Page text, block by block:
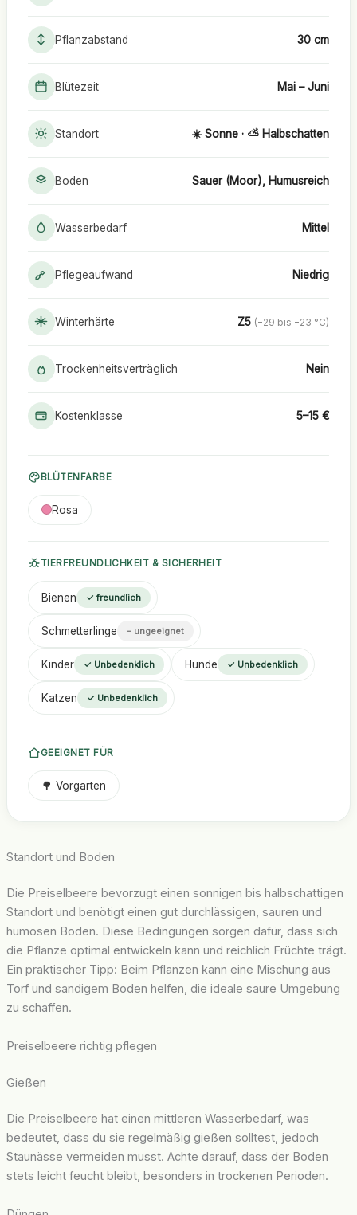
Pflanzabstand 30 cm
Blütezeit Mai – Juni
Standort ☀️ Sonne · ⛅ Halbschatten
Boden Sauer (Moor), Humusreich
Wasserbedarf Mittel
Pflegeaufwand Niedrig
Winterhärte Z5 (−29 bis −23 °C)
Trockenheitsverträglich Nein
Kostenklasse 5–15 €
BLÜTENFARBE
Rosa
TIERFREUNDLICHKEIT & SICHERHEIT
Bienen ✓ freundlich
Schmetterlinge – ungeeignet
Kinder ✓ Unbedenklich Hunde ✓ Unbedenklich
Katzen ✓ Unbedenklich
GEEIGNET FÜR
🌳 Vorgarten
Standort und Boden
Die Preiselbeere bevorzugt einen sonnigen bis halbschattigen
Standort und benötigt einen gut durchlässigen, sauren und
humosen Boden. Diese Bedingungen sorgen dafür, dass sich
die Pflanze optimal entwickeln kann und reichlich Früchte trägt.
Ein praktischer Tipp: Beim Pflanzen kann eine Mischung aus
Torf und sandigem Boden helfen, die ideale saure Umgebung
zu schaffen.
Preiselbeere richtig pflegen
Gießen
Die Preiselbeere hat einen mittleren Wasserbedarf, was
bedeutet, dass du sie regelmäßig gießen solltest, jedoch
Staunässe vermeiden musst. Achte darauf, dass der Boden
stets leicht feucht bleibt, besonders in trockenen Perioden.